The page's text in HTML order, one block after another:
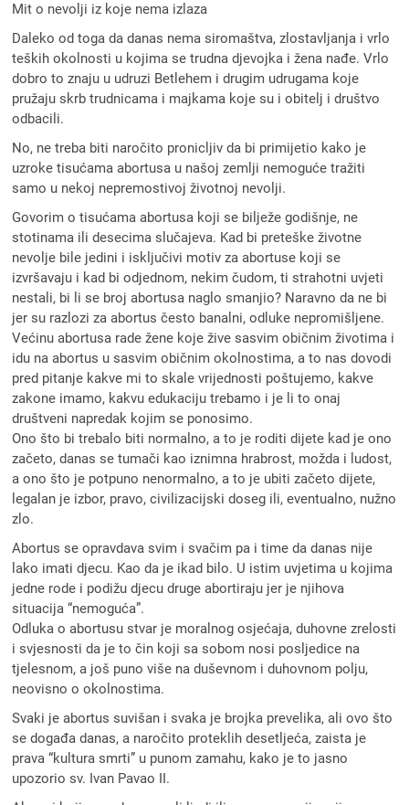
Mit o nevolji iz koje nema izlaza
Daleko od toga da danas nema siromaštva, zlostavljanja i vrlo
teških okolnosti u kojima se trudna djevojka i žena nađe. Vrlo
dobro to znaju u udruzi Betlehem i drugim udrugama koje
pružaju skrb trudnicama i majkama koje su i obitelj i društvo
odbacili.
No, ne treba biti naročito pronicljiv da bi primijetio kako je
uzroke tisućama abortusa u našoj zemlji nemoguće tražiti
samo u nekoj nepremostivoj životnoj nevolji.
Govorim o tisućama abortusa koji se bilježe godišnje, ne
stotinama ili desecima slučajeva. Kad bi preteške životne
nevolje bile jedini i isključivi motiv za abortuse koji se
izvršavaju i kad bi odjednom, nekim čudom, ti strahotni uvjeti
nestali, bi li se broj abortusa naglo smanjio? Naravno da ne bi
jer su razlozi za abortus često banalni, odluke nepromišljene.
Većinu abortusa rade žene koje žive sasvim običnim životima i
idu na abortus u sasvim običnim okolnostima, a to nas dovodi
pred pitanje kakve mi to skale vrijednosti poštujemo, kakve
zakone imamo, kakvu edukaciju trebamo i je li to onaj
društveni napredak kojim se ponosimo.
Ono što bi trebalo biti normalno, a to je roditi dijete kad je ono
začeto, danas se tumači kao iznimna hrabrost, možda i ludost,
a ono što je potpuno nenormalno, a to je ubiti začeto dijete,
legalan je izbor, pravo, civilizacijski doseg ili, eventualno, nužno
zlo.
Abortus se opravdava svim i svačim pa i time da danas nije
lako imati djecu. Kao da je ikad bilo. U istim uvjetima u kojima
jedne rode i podižu djecu druge abortiraju jer je njihova
situacija “nemoguća”.
Odluka o abortusu stvar je moralnog osjećaja, duhovne zrelosti
i svjesnosti da je to čin koji sa sobom nosi posljedice na
tjelesnom, a još puno više na duševnom i duhovnom polju,
neovisno o okolnostima.
Svaki je abortus suvišan i svaka je brojka prevelika, ali ovo što
se događa danas, a naročito proteklih desetljeća, zaista je
prava “kultura smrti” u punom zamahu, kako je to jasno
upozorio sv. Ivan Pavao II.